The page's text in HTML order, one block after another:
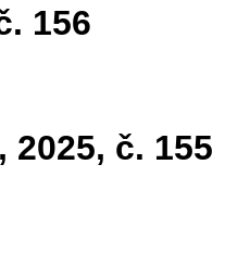
156
2025, č. 155